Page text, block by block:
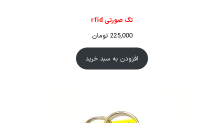
تگ صورتی rfid
225,000 تومان
افزودن به سبد خرید